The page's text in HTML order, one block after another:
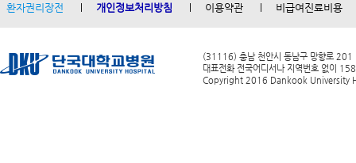
환자권리장전 개인정보처리방침 이용약관 비급여진료비용
(31116) 충남 천안시 동남구 망향로 201
대표전화 전국어디서나 지역번호 없이
Copyright 2016 Dankook University